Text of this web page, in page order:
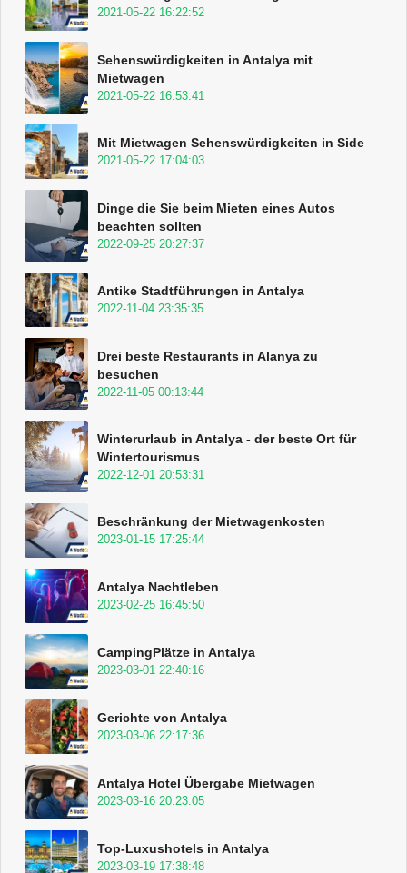
2021-05-22 16:22:52
Sehenswürdigkeiten in Antalya mit
Mietwagen
2021-05-22 16:53:41
Mit Mietwagen Sehenswürdigkeiten in Side
2021-05-22 17:04:03
Dinge die Sie beim Mieten eines Autos
beachten sollten
2022-09-25 20:27:37
Antike Stadtführungen in Antalya
2022-11-04 23:35:35
Drei beste Restaurants in Alanya zu
besuchen
2022-11-05 00:13:44
Winterurlaub in Antalya - der beste Ort für
Wintertourismus
2022-12-01 20:53:31
Beschränkung der Mietwagenkosten
2023-01-15 17:25:44
Antalya Nachtleben
2023-02-25 16:45:50
CampingPlätze in Antalya
2023-03-01 22:40:16
Gerichte von Antalya
2023-03-06 22:17:36
Antalya Hotel Übergabe Mietwagen
2023-03-16 20:23:05
Top-Luxushotels in Antalya
2023-03-19 17:38:48